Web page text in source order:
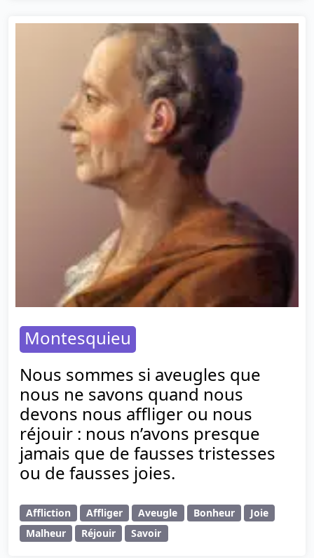
Montesquieu
Nous sommes si aveugles que
nous ne savons quand nous
devons nous affliger ou nous
réjouir : nous n’avons presque
jamais que de fausses tristesses
ou de fausses joies.
Affliction Affliger Aveugle Bonheur
Joie
Malheur
Réjouir Savoir